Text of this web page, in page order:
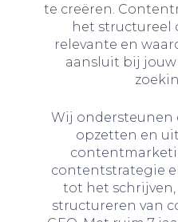
te creëren.
het structureel
relevante en
aansluit bij
Wij ondersteunen
opzetten en
contentstrategie
tot het
structureren van